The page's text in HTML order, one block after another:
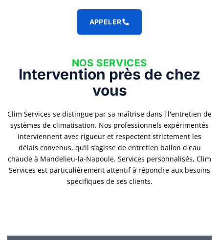
APPELER
NOS SERVICES
Intervention près de chez
vous
Clim Services se distingue par sa maîtrise dans l'l'entretien de
systèmes de climatisation. Nos professionnels expérimentés
interviennent avec rigueur et respectent strictement les
délais convenus, qu’il s’agisse de entretien ballon d'eau
chaude à Mandelieu-la-Napoule. Services personnalisés, Clim
Services est particulièrement attentif à répondre aux besoins
spécifiques de ses clients.